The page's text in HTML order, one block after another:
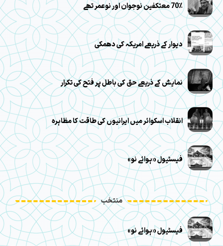
70٪ معتکفین نوجوان اور نوعمر تھے
دیوار کے ذریعے امریکہ کی دھمکی
نمایش کے ذریعے حق کی باطل پر فتح کی تکرار
انقلاب اسکوائر میں ایرانیوں کی طاقت کا مظاہرہ
فیسٹیول «ہوائے نو»
منتخب
فیسٹیول «ہوائے نو»